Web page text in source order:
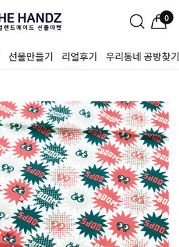
0
선물만들기 리얼후기 우리동네 공방찾기